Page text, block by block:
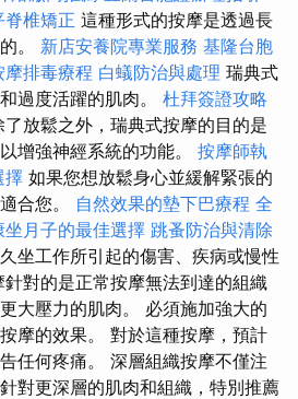
脊椎矯正 這種形式的按摩是透過長
。 新店安養院專業服務 基隆台胞
摩排毒療程 白蟻防治與處理 瑞典式
過度活躍的肌肉。 杜拜簽證攻略
了放鬆之外，瑞典式按摩的目的是
增強神經系統的功能。 按摩師執
擇 如果您想放鬆身心並緩解緊張的
合您。 自然效果的墊下巴療程 全
坐月子的最佳選擇 跳蚤防治與清除
坐工作所引起的傷害、疾病或慢性
對的是正常按摩無法到達的組織
大壓力的肌肉。 必須施加強大的
摩的效果。 對於這種按摩，預計
任何疼痛。 深層組織按摩不僅注
對更深層的肌肉和組織，特別推薦